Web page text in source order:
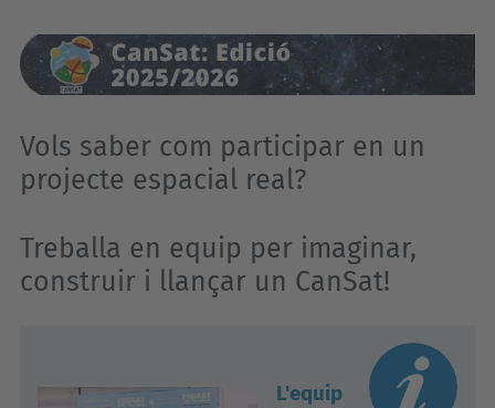
Vols saber com participar en un
projecte espacial real?
Treballa en equip per imaginar,
construir i llançar un CanSat!
L'equip